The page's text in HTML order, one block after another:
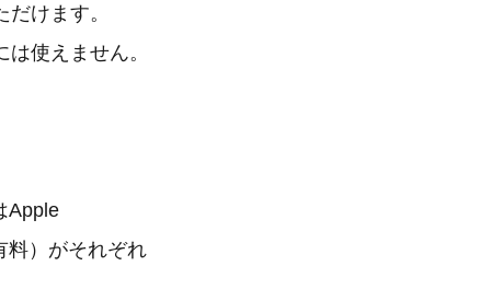
けます。
使えません。
Apple
料）がそれぞれ